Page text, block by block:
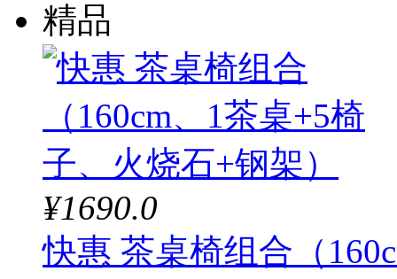
精品
¥1690.0
快惠 茶桌椅组合（